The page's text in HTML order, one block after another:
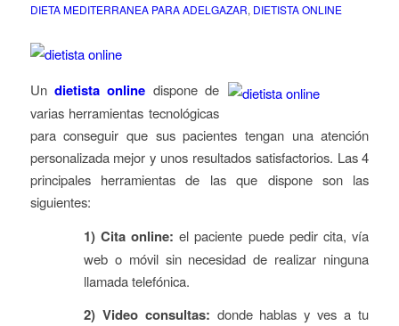
DIETA MEDITERRANEA PARA ADELGAZAR, DIETISTA ONLINE
Undietista online dispone de
varias herramientas tecnológicas
para conseguir que sus pacientes tengan una atención
personalizada mejor y unos resultados satisfactorios. Las 4
principales herramientas de las que dispone son las
siguientes:
1) Cita online: el paciente puede pedir cita, vía
web o móvil sin necesidad de realizar ninguna
llamada telefónica.
2) Video consultas: donde hablas y ves a tu